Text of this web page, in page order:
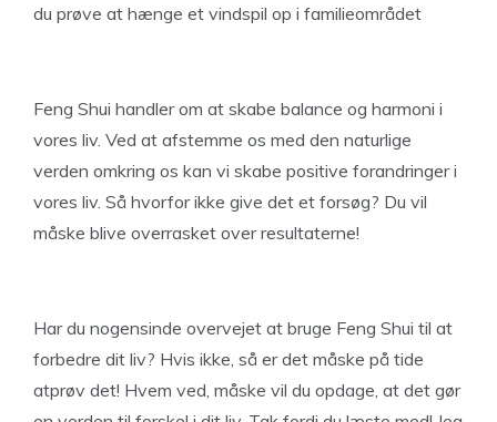
du prøve at hænge et vindspil op i familieområdet
Feng Shui handler om at skabe balance og harmoni i
vores liv. Ved at afstemme os med den naturlige
verden omkring os kan vi skabe positive forandringer i
vores liv. Så hvorfor ikke give det et forsøg? Du vil
måske blive overrasket over resultaterne!
Har du nogensinde overvejet at bruge Feng Shui til at
forbedre dit liv? Hvis ikke, så er det måske på tide
atprøv det! Hvem ved, måske vil du opdage, at det gør